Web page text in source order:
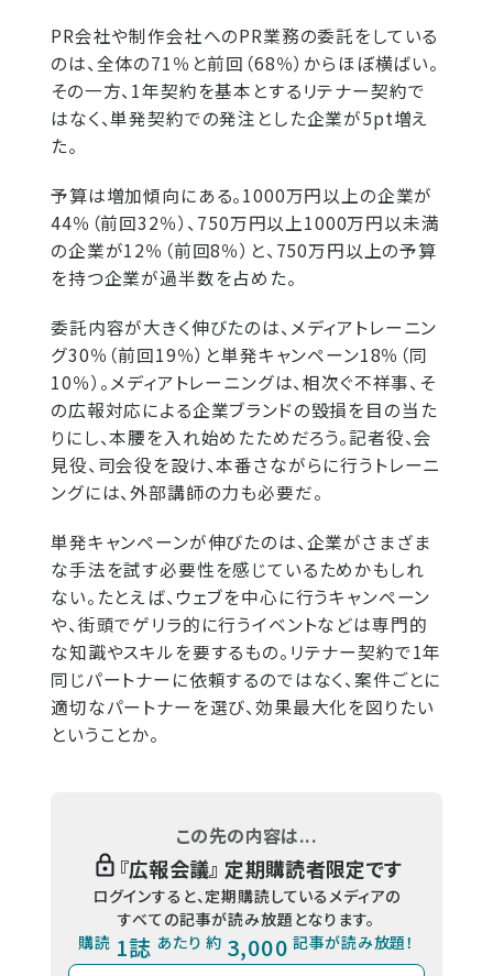
PR会社や制作会社へのPR業務の委託をしている
のは、全体の71％と前回（68％）からほぼ横ばい。
その一方、1年契約を基本とするリテナー契約で
はなく、単発契約での発注とした企業が5pt増え
た。
予算は増加傾向にある。1000万円以上の企業が
44％（前回32％）、750万円以上1000万円以未満
の企業が12％（前回8％）と、750万円以上の予算
を持つ企業が過半数を占めた。
委託内容が大きく伸びたのは、メディアトレーニン
グ30％（前回19％）と単発キャンペーン18％（同
10％）。メディアトレーニングは、相次ぐ不祥事、そ
の広報対応による企業ブランドの毀損を目の当た
りにし、本腰を入れ始めたためだろう。記者役、会
見役、司会役を設け、本番さながらに行うトレーニ
ングには、外部講師の力も必要だ。
単発キャンペーンが伸びたのは、企業がさまざま
な手法を試す必要性を感じているためかもしれ
ない。たとえば、ウェブを中心に行うキャンペーン
や、街頭でゲリラ的に行うイベントなどは専門的
な知識やスキルを要するもの。リテナー契約で1年
同じパートナーに依頼するのではなく、案件ごとに
適切なパートナーを選び、効果最大化を図りたい
ということか。
この先の内容は...
『広報会議』 定期購読者限定です
ログインすると、定期購読しているメディアの
すべての記事が読み放題となります。
購読 1誌 あたり 約 3,000 記事が読み放題！